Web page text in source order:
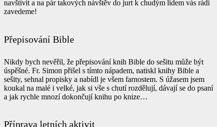
navštívit a na pár takových návštěv do jurt k chudým lidem vás rádi
zavedeme!
Přepisování Bible
Nikdy bych nevěřil, že přepisování knih Bible do sešitu může být
úspěšné. Fr. Simon přišel s tímto nápadem, natiskl knihy Bible a
sešity, sehnal propisky a nabídl je všem farnostem. S úžasem jsem
koukal na malé i velké, jak si vše s chutí rozdělují, dávají se do psaní
a jak rychle mnozí dokončují knihu po knize…
Příprava letních aktivit